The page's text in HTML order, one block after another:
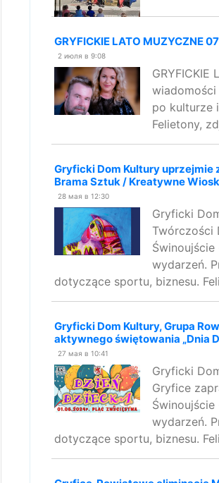
GRYFICKIE LATO MUZYCZNE
2 июля в 9:08
po kulturze
Felietony,
Gryficki Dom Kultury
Brama Sztuk / Kreatywne
28 мая в 12:30
Gryficki
Twórczości
wydarzeń.
dotyczące sportu, biznesu.
Gryficki Dom Kultury, Grupa
aktywnego świętowania „Dnia
27 мая в 10:41
Gryficki
Gryfice
wydarzeń.
dotyczące sportu, biznesu.